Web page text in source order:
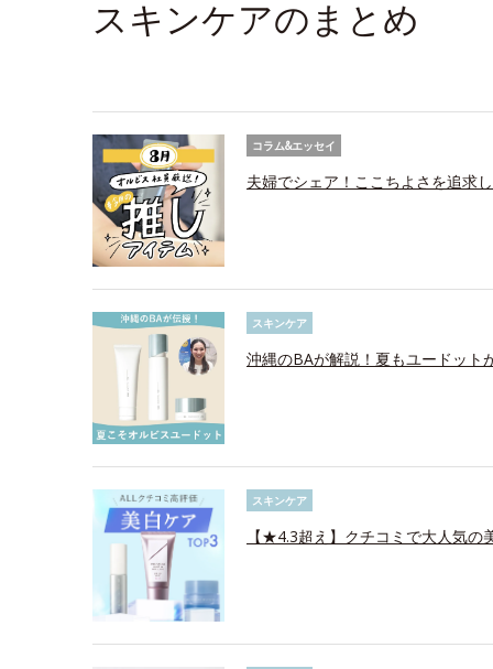
スキンケアのまとめ
コラム&エッセイ
夫婦でシェア！ここちよさを追求
スキンケア
沖縄のBAが解説！夏もユードット
スキンケア
【★4.3超え】クチコミで大人気の